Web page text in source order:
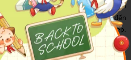
từ xin việc đến thăng tiến, từ tình
thị cho đến đàm phán, từ xã giao đến
cần đến kĩ năng và khả năng giao tiếp.
làm gì cũng gặp thuận lợi. Không khéo
khó khăn.